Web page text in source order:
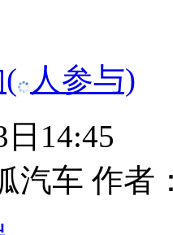
( 人参与)
14:45
汽车 作者